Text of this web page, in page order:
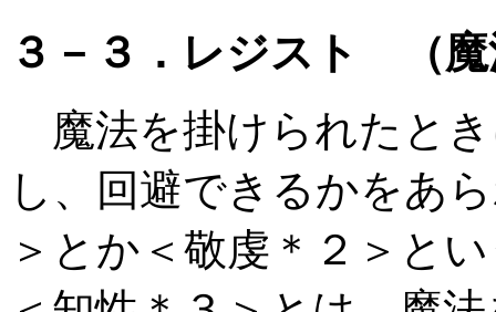
３－３．レジスト （魔
魔法を掛けられたと
し、回避できるかをあ
＞とか＜敬虔＊２＞と